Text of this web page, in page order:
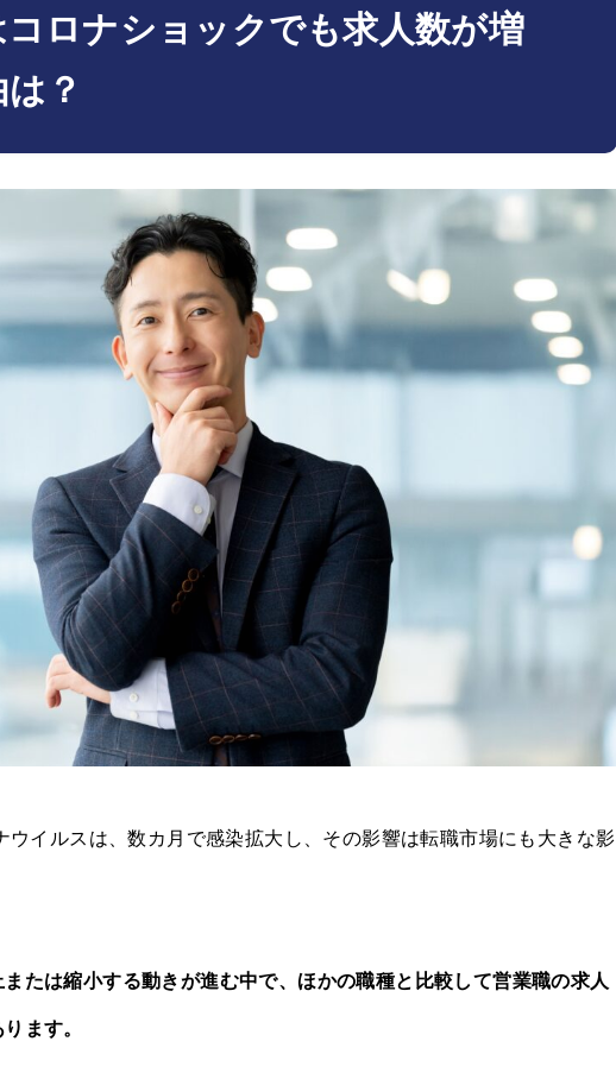
コロナショックでも求人数が増
？
イルスは、数カ月で感染拡大し、その影響は転職市場にも大きな影
たは縮小する動きが進む中で、ほかの職種と比較して営業職の求人
ます。